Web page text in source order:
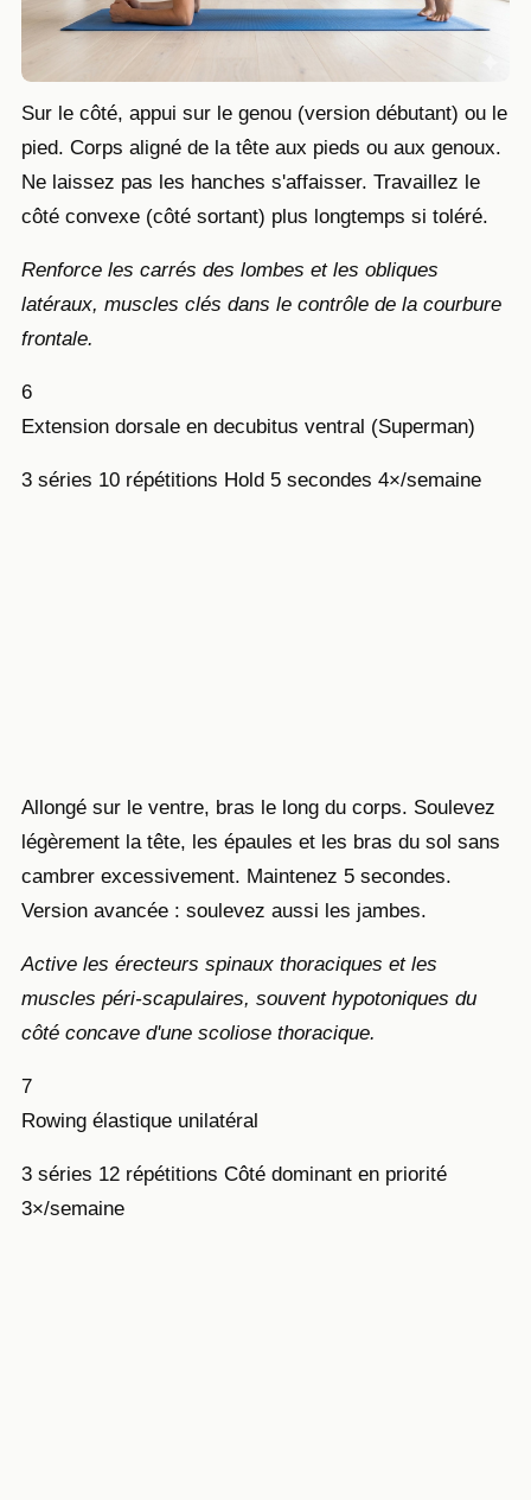
Sur le côté, appui sur le genou (version débutant) ou le
pied. Corps aligné de la tête aux pieds ou aux genoux.
Ne laissez pas les hanches s'affaisser. Travaillez le
côté convexe (côté sortant) plus longtemps si toléré.
Renforce les carrés des lombes et les obliques
latéraux, muscles clés dans le contrôle de la courbure
frontale.
6
Extension dorsale en decubitus ventral (Superman)
3 séries 10 répétitions Hold 5 secondes 4×/semaine
Allongé sur le ventre, bras le long du corps. Soulevez
légèrement la tête, les épaules et les bras du sol sans
cambrer excessivement. Maintenez 5 secondes.
Version avancée : soulevez aussi les jambes.
Active les érecteurs spinaux thoraciques et les
muscles péri-scapulaires, souvent hypotoniques du
côté concave d'une scoliose thoracique.
7
Rowing élastique unilatéral
3 séries 12 répétitions Côté dominant en priorité
3×/semaine